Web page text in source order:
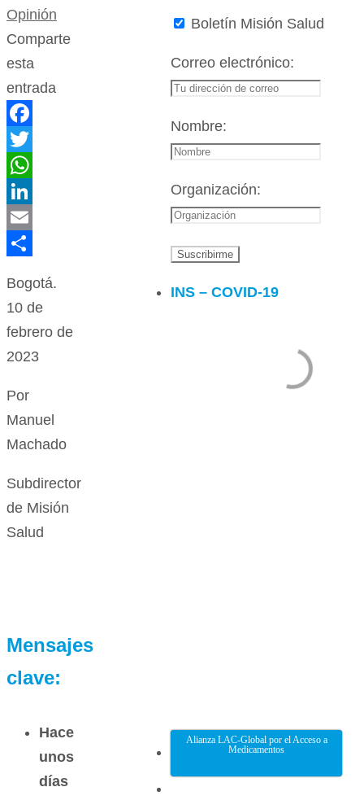
Opinión
Comparte
esta
entrada
Facebook
Twitter
WhatsApp
LinkedIn
Email
Bogotá.
10 de
febrero de
2023
Por
Manuel
Machado
Subdirector
de Misión
Salud
Mensajes
clave:
Hace
unos
días
Boletín Misión Salud
Correo electrónico:
Nombre:
Organización:
INS – COVID-19
Alianza LAC-Global por el Acceso a
Medicamentos